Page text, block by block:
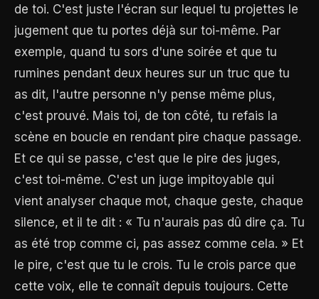
de toi. C'est juste l'écran sur lequel tu projettes le
jugement que tu portes déjà sur toi-même. Par
exemple, quand tu sors d'une soirée et que tu
rumines pendant deux heures sur un truc que tu
as dit, l'autre personne n'y pense même plus,
c'est prouvé. Mais toi, de ton côté, tu refais la
scène en boucle en rendant pire chaque passage.
Et ce qui se passe, c'est que le pire des juges,
c'est toi-même. C'est un juge impitoyable qui
vient analyser chaque mot, chaque geste, chaque
silence, et il te dit : « Tu n'aurais pas dû dire ça. Tu
as été trop comme ci, pas assez comme cela. » Et
le pire, c'est que tu le crois. Tu le crois parce que
cette voix, elle te connaît depuis toujours. Cette